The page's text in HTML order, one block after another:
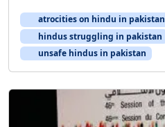
atrocities on hindu in pakistan
hindus struggling in pakistan
unsafe hindus in pakistan